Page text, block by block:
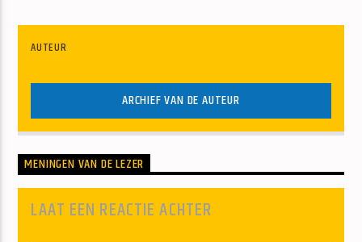
AUTEUR
ARCHIEF VAN DE AUTEUR
MENINGEN VAN DE LEZER
LAAT EEN REACTIE ACHTER